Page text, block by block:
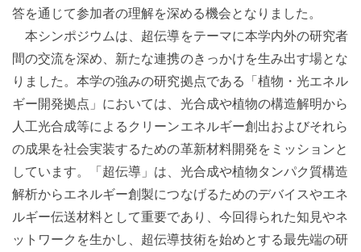
答を通じて参加者の理解を深める機会となりました。
本シンポジウムは、超伝導をテーマに本学内外の研究者
間の交流を深め、新たな連携のきっかけを生み出す場とな
りました。本学の強みの研究拠点である「植物・光エネル
ギー開発拠点」においては、光合成や植物の構造解明から
人工光合成等によるクリーンエネルギー創出およびそれら
の成果を社会実装するための革新材料開発をミッションと
しています。「超伝導」は、光合成や植物タンパク質構造
解析からエネルギー創製につなげるためのデバイスやエネ
ルギー伝送材料として重要であり、今回得られた知見やネ
ットワークを生かし、超伝導技術を始めとする最先端の研